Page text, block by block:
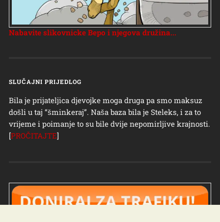
Nabavite slikovnicke Bepo i njegova družina...
SLUČAJNI PRIJEDLOG
Bila je prijateljica djevojke moga druga pa smo maksuz
došli u taj “šminkeraj”. Naša baza bila je Steleks, i za to
vrijeme i poimanje to su bile dvije nepomirljive krajnosti.
[PROČITAJTE]